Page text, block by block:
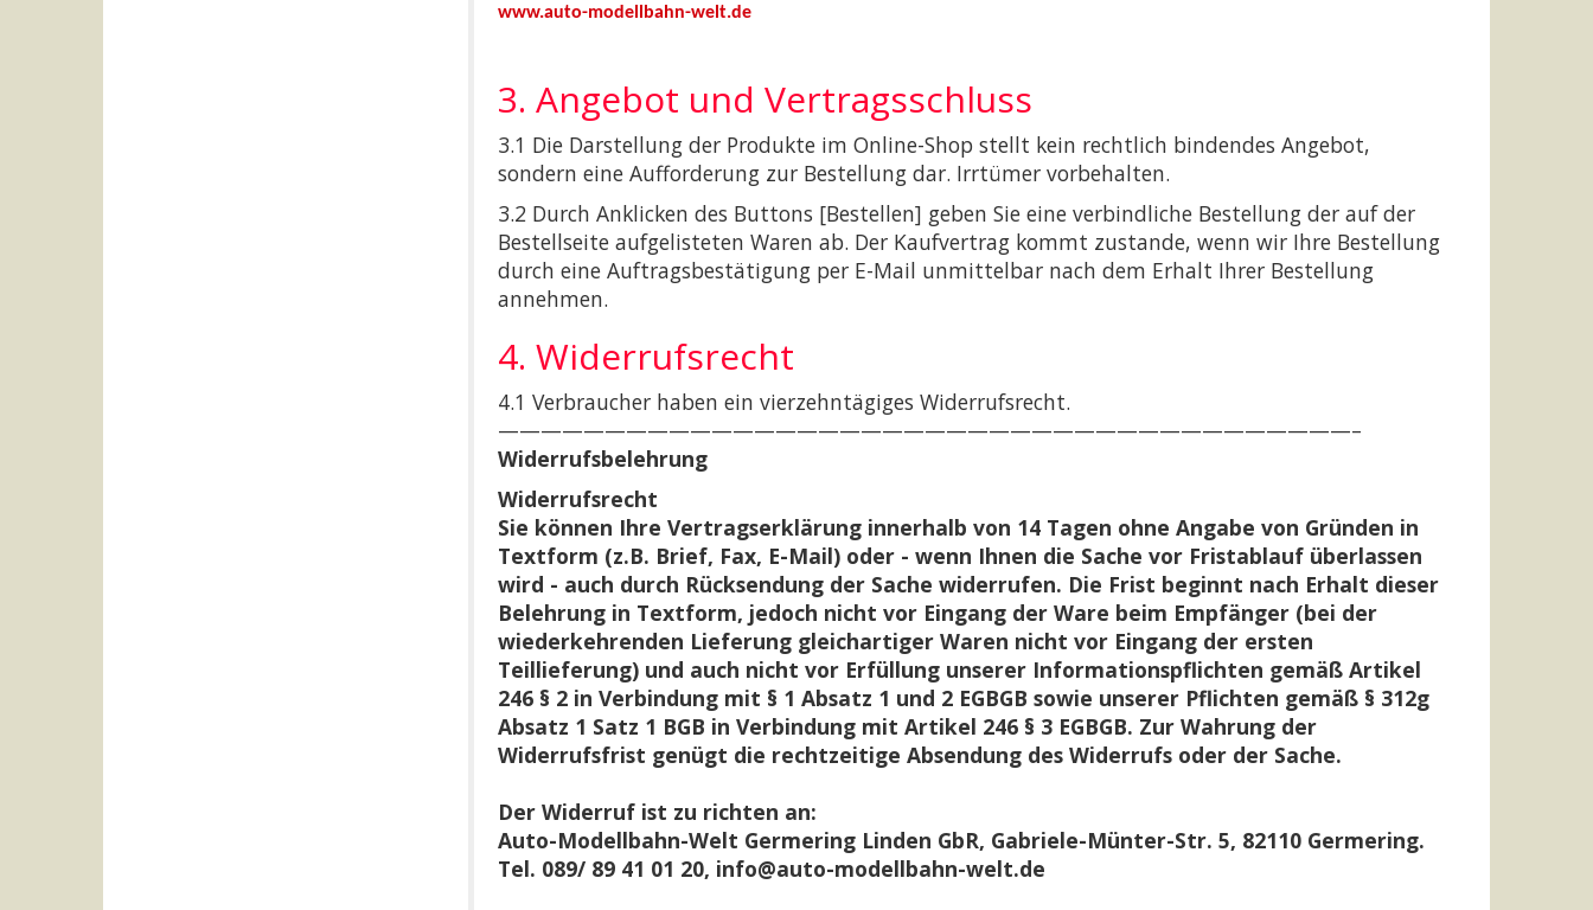
www.auto-modellbahn-welt.de
3. Angebot und Vertragsschluss
3.1 Die Darstellung der Produkte im Online-Shop stellt kein rechtlich bindendes Angebot,
sondern eine Aufforderung zur Bestellung dar. Irrtümer vorbehalten.
3.2 Durch Anklicken des Buttons [Bestellen] geben Sie eine verbindliche Bestellung der auf der
Bestellseite aufgelisteten Waren ab. Der Kaufvertrag kommt zustande, wenn wir Ihre Bestellung
durch eine Auftragsbestätigung per E-Mail unmittelbar nach dem Erhalt Ihrer Bestellung
annehmen.
4. Widerrufsrecht
4.1 Verbraucher haben ein vierzehntägiges Widerrufsrecht.
————————————————————————————————————————–
Widerrufsbelehrung
Widerrufsrecht
Sie können Ihre Vertragserklärung innerhalb von 14 Tagen ohne Angabe von Gründen in
Textform (z.B. Brief, Fax, E-Mail) oder - wenn Ihnen die Sache vor Fristablauf überlassen
wird - auch durch Rücksendung der Sache widerrufen. Die Frist beginnt nach Erhalt dieser
Belehrung in Textform, jedoch nicht vor Eingang der Ware beim Empfänger (bei der
wiederkehrenden Lieferung gleichartiger Waren nicht vor Eingang der ersten
Teillieferung) und auch nicht vor Erfüllung unserer Informationspflichten gemäß Artikel
246 § 2 in Verbindung mit § 1 Absatz 1 und 2 EGBGB sowie unserer Pflichten gemäß § 312g
Absatz 1 Satz 1 BGB in Verbindung mit Artikel 246 § 3 EGBGB. Zur Wahrung der
Widerrufsfrist genügt die rechtzeitige Absendung des Widerrufs oder der Sache.
Der Widerruf ist zu richten an:
Auto-Modellbahn-Welt Germering Linden GbR, Gabriele-Münter-Str. 5, 82110 Germering.
Tel. 089/ 89 41 01 20, info@auto-modellbahn-welt.de